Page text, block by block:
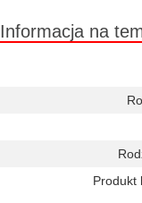
Informacja na
Produkt